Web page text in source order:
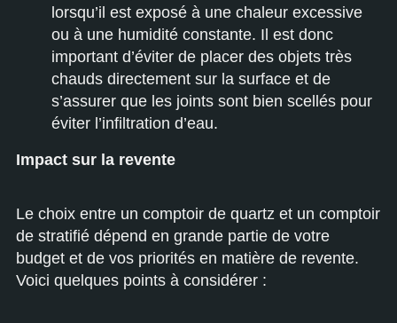
lorsqu’il est exposé à une chaleur excessive
ou à une humidité constante. Il est donc
important d’éviter de placer des objets très
chauds directement sur la surface et de
s’assurer que les joints sont bien scellés pour
éviter l’infiltration d’eau.
Impact sur la revente
Le choix entre un comptoir de quartz et un comptoir
de stratifié dépend en grande partie de votre
budget et de vos priorités en matière de revente.
Voici quelques points à considérer :